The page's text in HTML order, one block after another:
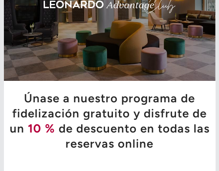
Únase a nuestro programa de
fidelización gratuito y disfrute de
un 10 % de descuento en todas las
reservas online